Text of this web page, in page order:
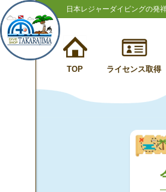
日本レジャーダイビングの発
TOP ライセンス取得